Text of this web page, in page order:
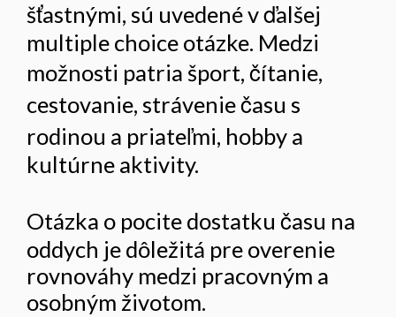
šťastnými, sú uvedené v ďalšej
multiple choice otázke. Medzi
možnosti patria šport, čítanie,
cestovanie, strávenie času s
rodinou a priateľmi, hobby a
kultúrne aktivity.
Otázka o pocite dostatku času na
oddych je dôležitá pre overenie
rovnováhy medzi pracovným a
osobným životom.